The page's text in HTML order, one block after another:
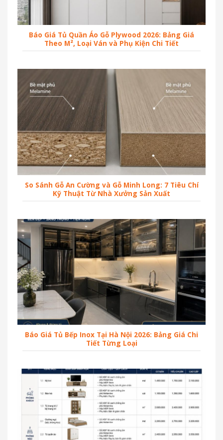
Báo Giá Tủ Quần Áo Gỗ Plywood 2026: Bảng Giá
Theo M², Loại Ván và Phụ Kiện Chi Tiết
So Sánh Gỗ An Cường và Gỗ Minh Long: 7 Tiêu Chí
Kỹ Thuật Từ Nhà Xưởng Sản Xuất
Báo Giá Tủ Bếp Inox Tại Hà Nội 2026: Bảng Giá Chi
Tiết Từng Loại